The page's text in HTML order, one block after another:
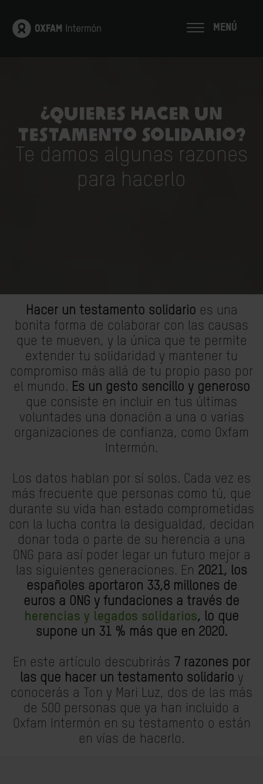
MENÚ
¿Quieres hacer un
testamento solidario?
Te damos algunas razones
para hacerlo
Hacer un testamento solidario es una
bonita forma de colaborar con las causas
que te mueven, y la única que te permite
extender tu solidaridad y mantener tu
compromiso más allá de tu propio paso por
el mundo. Es un gesto sencillo y generoso
que consiste en incluir en tus últimas
voluntades una donación a una o varias
organizaciones de confianza, como Oxfam
Intermón.
Los datos hablan por sí solos. Cada vez es
más frecuente que personas como tú, que
durante su vida han estado comprometidas
con la lucha contra la desigualdad, decidan
donar toda o parte de su herencia a una
ONG para así poder legar un futuro mejor a
las siguientes generaciones. En 2021, los
españoles aportaron 33,8 millones de
euros a ONG y fundaciones a través de
herencias y legados solidarios, lo que
supone un 31 % más que en 2020.
En este artículo descubrirás 7 razones por
las que hacer un testamento solidario y
conocerás a Ton y Mari Luz, dos de las más
de 500 personas que ya han incluido a
Oxfam Intermón en su testamento o están
en vías de hacerlo.